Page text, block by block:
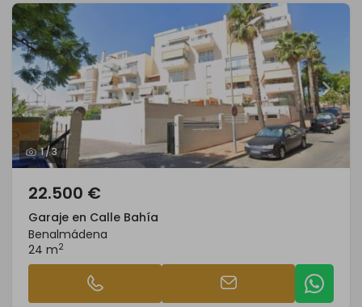
1/3
22.500 €
Garaje en Calle Bahía
Benalmádena
24 m2